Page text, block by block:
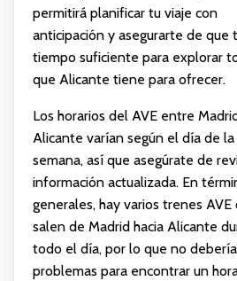
permitirá planificar tu viaje con
anticipación y asegurarte de que
tiempo suficiente para explorar
que Alicante tiene para ofrecer.
Los horarios del AVE entre
Alicante varían según el día de la
semana, así que asegúrate de
información actualizada. En
generales, hay varios trenes AVE
salen de Madrid hacia Alicante
todo el día, por lo que no
problemas para encontrar un